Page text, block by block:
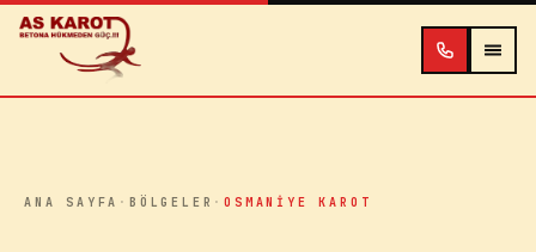
İçeriğe atla
ANA SAYFA ·BÖLGELER ·OSMANIYE KAROT